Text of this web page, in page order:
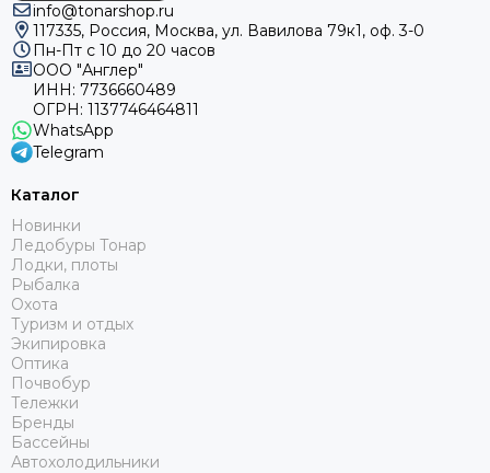
info@tonarshop.ru
117335, Россия, Москва, ул. Вавилова 79к1, оф. 3-0
Пн-Пт с 10 до 20 часов
ООО "Англер"
ИНН: 7736660489
ОГРН: 1137746464811
WhatsApp
Telegram
Каталог
Новинки
Ледобуры Тонар
Лодки, плоты
Рыбалка
Охота
Туризм и отдых
Экипировка
Оптика
Почвобур
Тележки
Бренды
Бассейны
Автохолодильники